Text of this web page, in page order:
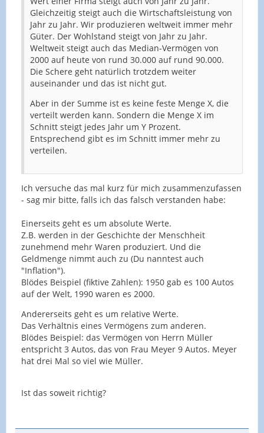
Gleichzeitig steigt auch die Wirtschaftsleistung von
Jahr zu Jahr. Wir produzieren weltweit immer mehr
Güter. Der Wohlstand steigt von Jahr zu Jahr.
Weltweit steigt auch das Median-Vermögen von
2000 auf heute von rund 30.000 auf rund 90.000.
Die Schere geht natürlich trotzdem weiter
auseinander und das ist nicht gut.
Aber in der Summe ist es keine feste Menge X, die
verteilt werden kann. Sondern die Menge X im
Schnitt steigt jedes Jahr um Y Prozent.
Entsprechend gibt es im Schnitt immer mehr zu
verteilen.
Ich versuche das mal kurz für mich zusammenzufassen
- sag mir bitte, falls ich das falsch verstanden habe:
Einerseits geht es um absolute Werte.
Z.B. werden in der Geschichte der Menschheit
zunehmend mehr Waren produziert. Und die
Geldmenge nimmt auch zu (Du nanntest auch
"Inflation").
Blödes Beispiel (fiktive Zahlen): 1950 gab es 100 Autos
auf der Welt, 1990 waren es 2000.
Andererseits geht es um relative Werte.
Das Verhältnis eines Vermögens zum anderen.
Blödes Beispiel: das Vermögen von Herrn Müller
entspricht 3 Autos, das von Frau Meyer 9 Autos. Meyer
hat drei Mal so viel wie Müller.
Ist das soweit richtig?